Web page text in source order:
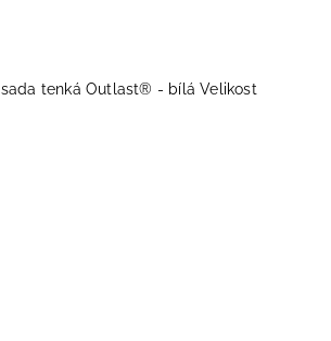
sada tenká Outlast® - bílá Velikost